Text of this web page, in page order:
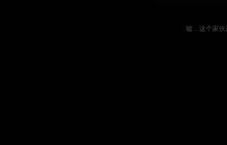
嘘…这个家伙